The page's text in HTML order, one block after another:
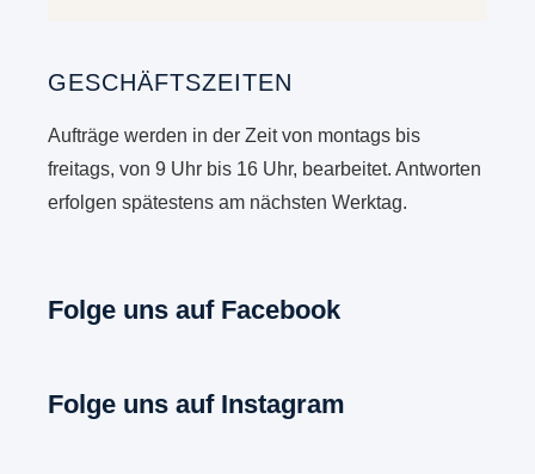
GESCHÄFTSZEITEN
Aufträge werden in der Zeit von montags bis
freitags, von 9 Uhr bis 16 Uhr, bearbeitet. Antworten
erfolgen spätestens am nächsten Werktag.
Folge uns auf Facebook
Folge uns auf Instagram